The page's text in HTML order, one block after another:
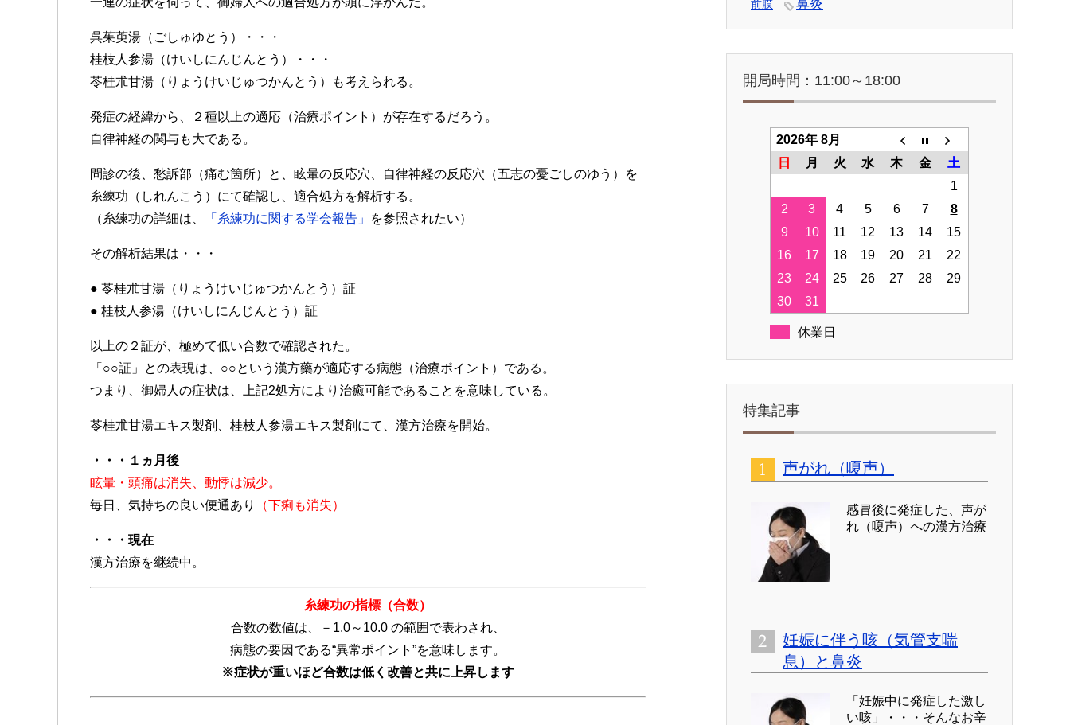
呉茱萸湯（ごしゅゆとう）・・・
桂枝人参湯（けいしにんじんとう）・・・
苓桂朮甘湯（りょうけいじゅつかんとう）も考えられる。
発症の経緯から、２種以上の適応（治療ポイント）が存在するだろう。
自律神経の関与も大である。
問診の後、愁訴部（痛む箇所）と、眩暈の反応穴、自律神経の反応穴（五志の憂ごしのゆう）を
糸練功（しれんこう）にて確認し、適合処方を解析する。
（糸練功の詳細は、
「糸練功に関する学会報告」 を参照されたい）
その解析結果は・・・
● 苓桂朮甘湯（りょうけいじゅつかんとう）証
● 桂枝人参湯（けいしにんじんとう）証
以上の２証が、極めて低い合数で確認された。
「○○証」との表現は、○○という漢方藥が適応する病態（治療ポイント）である。
つまり、御婦人の症状は、上記2処方により治癒可能であることを意味している。
苓桂朮甘湯エキス製剤、桂枝人参湯エキス製剤にて、漢方治療を開始。
・・・１ヵ月後
眩暈・頭痛は消失、動悸は減少。
毎日、気持ちの良い便通あり
（下痢も消失）
・・・現在
漢方治療を継続中。
糸練功の指標（合数）
合数の数値は、－1.0～10.0 の範囲で表わされ、
病態の要因である“異常ポイント”を意味します。
※症状が重いほど合数は低く改善と共に上昇します
前膜
鼻炎
開局時間：11:00～18:00
2026年 8月
日
月 火 水 木 金
土
1
2
3 4 5 6 7
8
9
10 11 12 13 14
15
16
17 18 19 20 21
22
23
24 25 26 27 28
29
30
31
休業日
特集記事
声がれ（嗄声）
感冒後に発症した、声が
れ（嗄声）への漢方治療
妊娠に伴う咳（気管支喘
息）と鼻炎
「妊娠中に発症した激し
い咳」・・・そんなお辛